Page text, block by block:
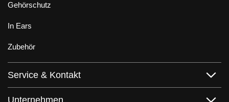
Gehörschutz
In Ears
Zubehör
Service & Kontakt
Unternehmen